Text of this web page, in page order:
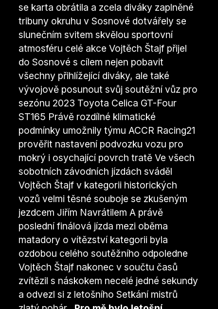
se karta obrátila a zcela diváky zaplněné
tribuny okruhu v Sosnové dotvářely se
slunečním svitem skvělou sportovní
atmosféru celé akce Vojtěch Štajf přijel
do Sosnové s cílem nejen pobavit
všechny přihlížející diváky, ale také
vývojově posunout svůj soutěžní vůz pro
sezónu 2023 Toyota Celica GT-Four
ST165 Právě rozdílné klimatické
podmínky umožnily týmu ACCR Racing21
prověřit nastavení podvozku vozu pro
mokrý i osychající povrch tratě Ve všech
sobotních závodních jízdách sváděl
Vojtěch Štajf v kategorii historických
vozů velmi těsné souboje se zkušeným
jezdcem Jiřím Navrátilem A právě
poslední finálová jízda mezi oběma
matadory o vítězství kategorii byla
ozdobou celého soutěžního odpoledne
Vojtěch Štajf nakonec v součtu časů
zvítězil s náskokem necelé jedné sekundy
a odvezl si z letošního Setkání mistrů